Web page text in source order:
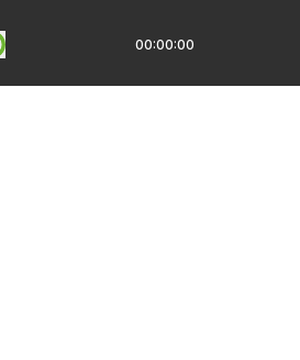
00:00:00
Pribatasun Politika